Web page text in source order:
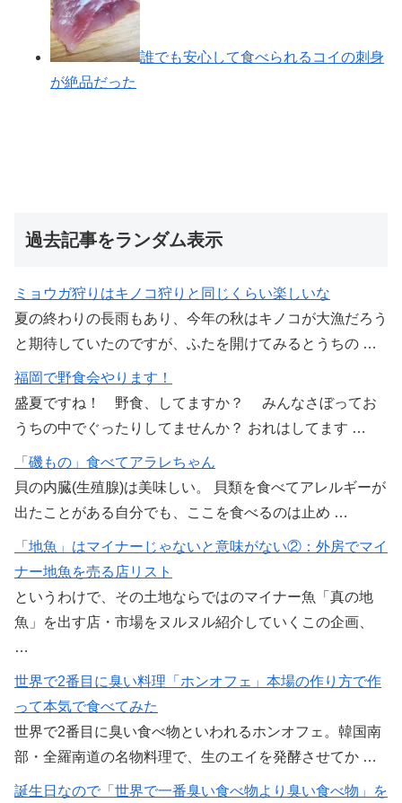
誰でも安心して食べられるコイの刺身
が絶品だった
過去記事をランダム表示
ミョウガ狩りはキノコ狩りと同じくらい楽しいな
夏の終わりの長雨もあり、今年の秋はキノコが大漁だろう
と期待していたのですが、ふたを開けてみるとうちの …
福岡で野食会やります！
盛夏ですね！ 野食、してますか？ みんなさぼってお
うちの中でぐったりしてませんか？ おれはしてます …
「磯もの」食べてアラレちゃん
貝の内臓(生殖腺)は美味しい。 貝類を食べてアレルギーが
出たことがある自分でも、ここを食べるのは止め …
「地魚」はマイナーじゃないと意味がない②：外房でマイ
ナー地魚を売る店リスト
というわけで、その土地ならではのマイナー魚「真の地
魚」を出す店・市場をヌルヌル紹介していくこの企画、
…
世界で2番目に臭い料理「ホンオフェ」本場の作り方で作
って本気で食べてみた
世界で2番目に臭い食べ物といわれるホンオフェ。韓国南
部・全羅南道の名物料理で、生のエイを発酵させてか …
誕生日なので「世界で一番臭い食べ物より臭い食べ物」を